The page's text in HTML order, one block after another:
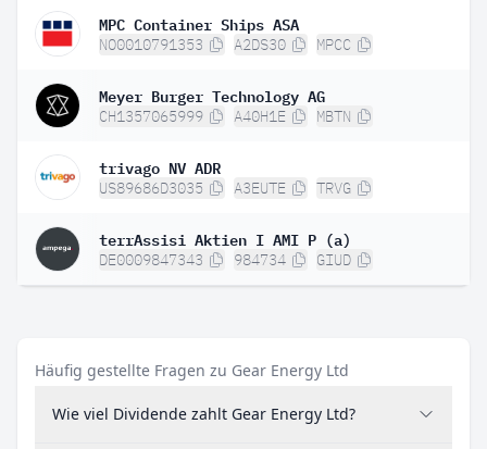
MPC Container Ships ASA
NO0010791353 A2DS30 MPCC
Meyer Burger Technology AG
CH1357065999 A40H1E MBTN
trivago NV ADR
US89686D3035 A3EUTE TRVG
terrAssisi Aktien I AMI P (a)
DE0009847343 984734 GIUD
Häufig gestellte Fragen zu Gear Energy Ltd
Wie viel Dividende zahlt Gear Energy Ltd?